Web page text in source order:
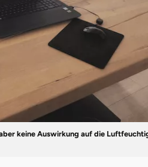
keine Auswirkung auf die